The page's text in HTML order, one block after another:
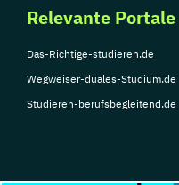
Relevante Portale
Das-Richtige-studieren.de
Wegweiser-duales-Studium.de
Studieren-berufsbegleitend.de